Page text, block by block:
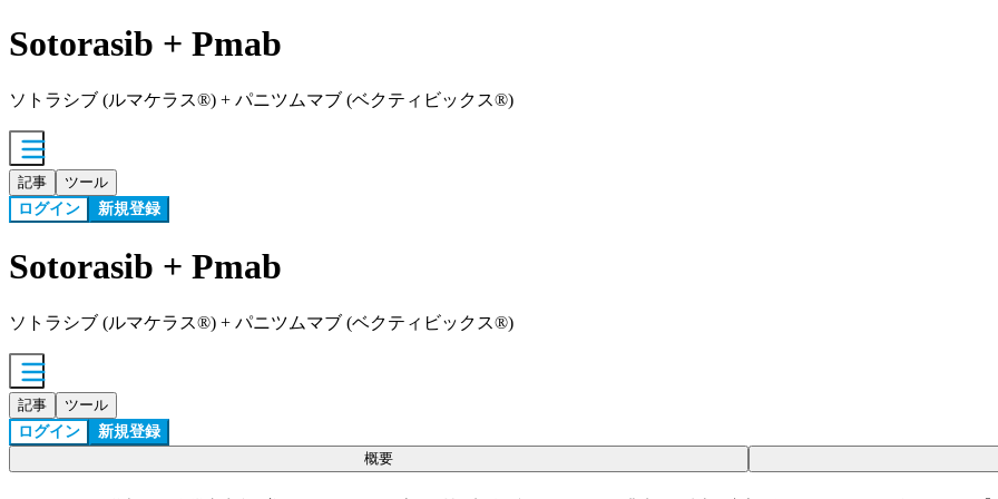
Sotorasib + Pmab
ソトラシブ (ルマケラス®) + パニツムマブ (ベクティビックス®)
記事 ツール
ログイン 新規登録
Sotorasib + Pmab
ソトラシブ (ルマケラス®) + パニツムマブ (ベクティビックス®)
記事 ツール
ログイン 新規登録
概要